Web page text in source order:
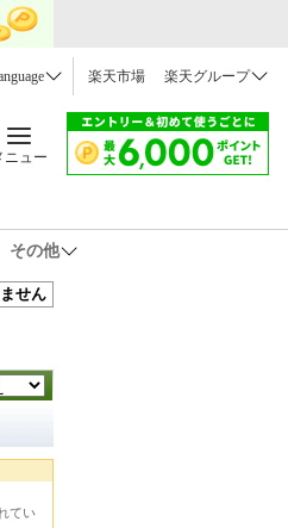
楽天市場 楽天グループ
ニュー
その他
せん
てい